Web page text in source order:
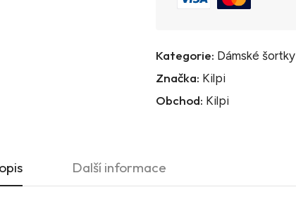
Kategorie: Dámské šortky
Značka: Kilpi
Obchod: Kilpi
Další informace